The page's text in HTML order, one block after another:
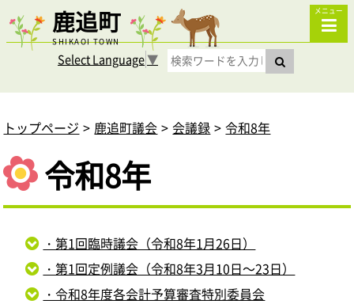
鹿追町
SHIKAOI TOWN
メニュー
Select Language▼
トップページ 鹿追町議会 会議録 令和8年
令和8年
・第1回臨時議会（令和8年1月26日）
・第1回定例議会（令和8年3月10日～23日）
・令和8年度各会計予算審査特別委員会